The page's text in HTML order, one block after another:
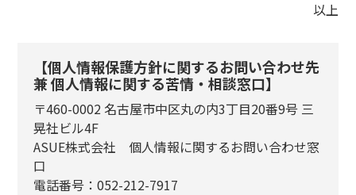
以上
【個人情報保護方針に関するお問い合わせ先
兼 個人情報に関する苦情・相談窓口】
〒460-0002 名古屋市中区丸の内3丁目20番9号 三
晃社ビル4F
ASUE株式会社 個人情報に関するお問い合わせ窓
口
電話番号：052-212-7917